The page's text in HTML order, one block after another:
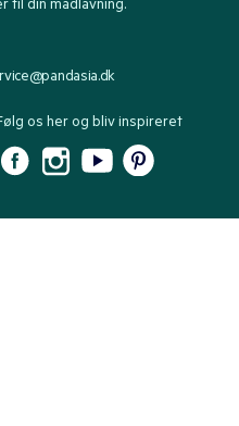
til din madlavning.
os her og bliv inspireret